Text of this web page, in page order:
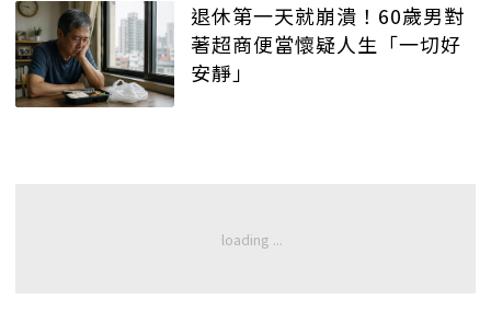
退休第一天就崩潰！60歲男對
著超商便當懷疑人生「一切好
安靜」